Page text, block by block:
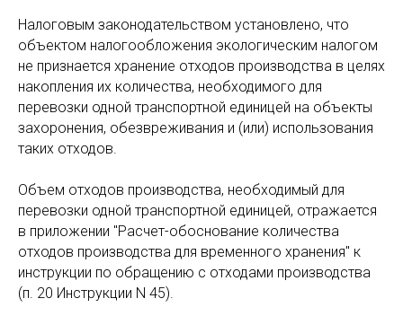
Налоговым законодательством установлено, что
объектом налогообложения экологическим налогом
не признается хранение отходов производства в целях
накопления их количества, необходимого для
перевозки одной транспортной единицей на объекты
захоронения, обезвреживания и (или) использования
таких отходов.
Объем отходов производства, необходимый для
перевозки одной транспортной единицей, отражается
в приложении "Расчет-обоснование количества
отходов производства для временного хранения" к
инструкции по обращению с отходами производства
(п. 20 Инструкции N 45).